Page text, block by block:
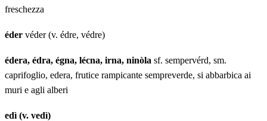
freschezza
éder véder (v. édre, védre)
édera, édra, égna, lécna, irna, ninòla sf. sempervérd, sm.
caprifoglio, edera, frutice rampicante sempreverde, si abbarbica ai
muri e agli alberi
edì (v. vedì)